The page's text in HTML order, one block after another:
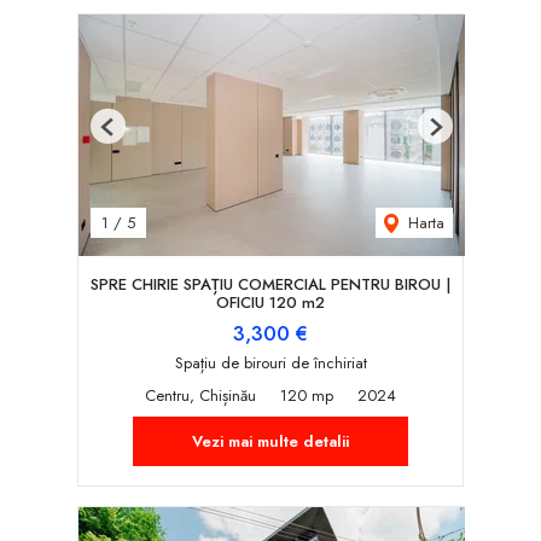
1 / 5 Harta
Previous Next
SPRE CHIRIE SPAȚIU COMERCIAL PENTRU BIROU |
OFICIU 120 m2
3,300 €
Spațiu de birouri de închiriat
Centru, Chișinău
120 mp
2024
Vezi mai multe detalii